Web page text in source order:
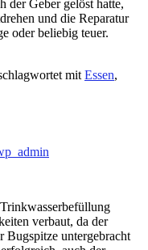
der Geber gelöst hatte,
und die Reparatur
oder beliebig teuer.
mit Essen,
verbaut, da der
Bugspitze untergebracht